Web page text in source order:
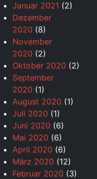
Januar 2021 (2)
Dezember
2020 (8)
November
2020 (2)
Oktober 2020 (2)
September
2020 (1)
August 2020 (1)
Juli 2020 (1)
Juni 2020 (6)
Mai 2020 (6)
April 2020 (6)
März 2020 (12)
Februar 2020 (3)